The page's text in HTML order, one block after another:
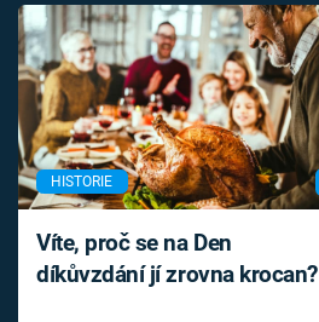
HISTORIE
Víte, proč se na Den
díkůvzdání jí zrovna krocan?